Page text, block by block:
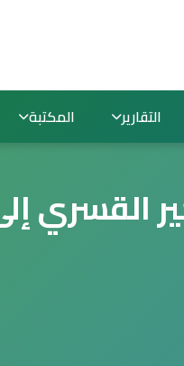
التقارير المكتبة